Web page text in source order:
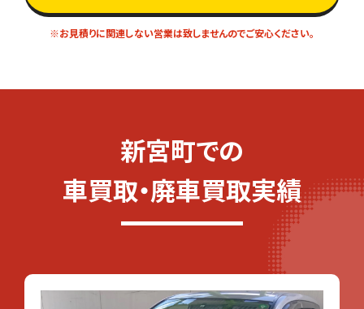
※お見積りに関連しない営業は致しませんのでご安心ください。
新宮町での
車買取・廃車買取実績